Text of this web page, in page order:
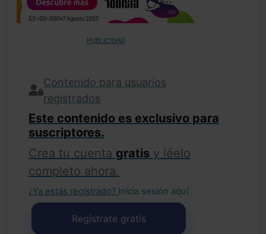
PUBLICIDAD
Contenido para usuarios
registrados
Este contenido es exclusivo para
suscriptores.
Crea tu cuenta gratis y léelo
completo ahora.
¿Ya estás registrado? Inicia sesión aquí .
Regístrate gratis